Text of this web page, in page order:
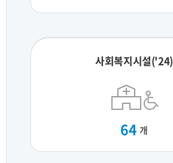
사회복지시설('24)
64 개